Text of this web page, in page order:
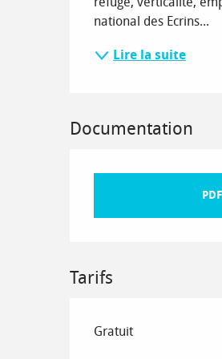
national des Ecrins...
Lire la suite
Documentation
PDF
Tarifs
Gratuit